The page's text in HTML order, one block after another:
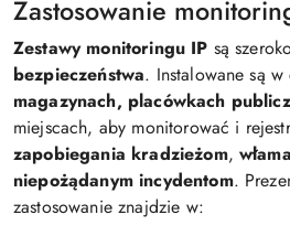
Zastosowanie
Zestawy monitoringu IP są
bezpieczeństwa. Instalowane są w
magazynach, placówkach
miejscach, aby monitorować i
zapobiegania kradzieżom,
niepożądanym incydentom.
zastosowanie znajdzie w: